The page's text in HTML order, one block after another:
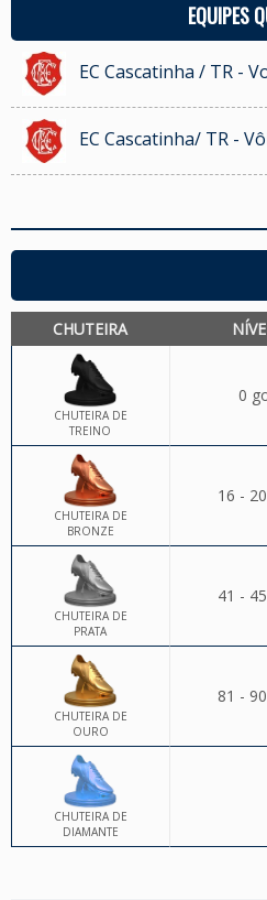
EQUIPES
EC Cascatinha / TR -
EC Cascatinha/ TR -
CHUTEIRA
CHUTEIRA DE
TREINO
0
CHUTEIRA DE
BRONZE
16 -
CHUTEIRA DE
PRATA
41 -
CHUTEIRA DE
OURO
81 -
CHUTEIRA DE
DIAMANTE